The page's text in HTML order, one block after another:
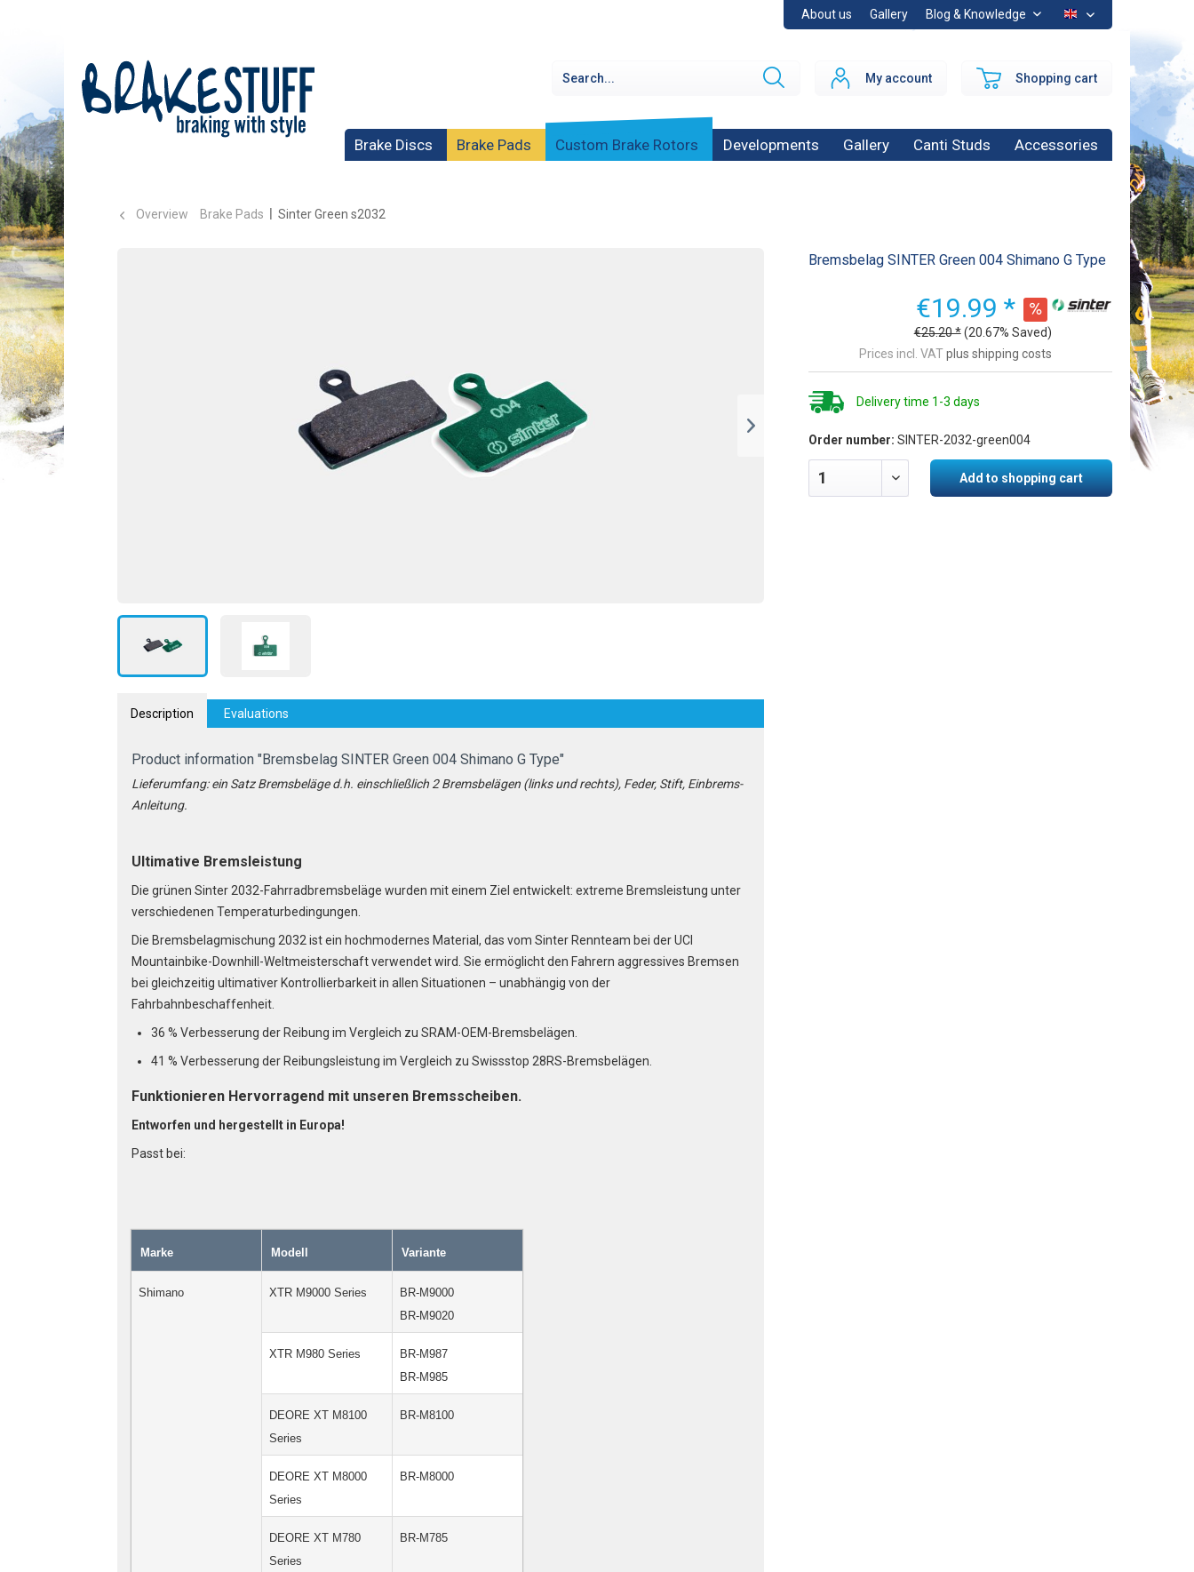
EN
Blog & Knowledge
Gallery
About us
My account Shopping cart
Brake Discs Brake Pads Custom Brake Rotors Developments Gallery Canti Studs Accessories
Overview Brake Pads Sinter Green s2032
Bremsbelag SINTER Green 004 Shimano G Type
€19.99 *
€25.20 * (20.67% Saved)
Prices incl. VATplus shipping costs
Delivery time 1-3 days
Order number:SINTER-2032-green004
Add to shopping cart
Description Evaluations
Product information "Bremsbelag SINTER Green 004 Shimano G Type"
Lieferumfang: ein Satz Bremsbeläge d.h. einschließlich 2 Bremsbelägen (links und rechts), Feder, Stift, Einbrems-
Anleitung.
Ultimative Bremsleistung
Die grünen Sinter 2032-Fahrradbremsbeläge wurden mit einem Ziel entwickelt: extreme Bremsleistung unter
verschiedenen Temperaturbedingungen.
Die Bremsbelagmischung 2032 ist ein hochmodernes Material, das vom Sinter Rennteam bei der UCI
Mountainbike-Downhill-Weltmeisterschaft verwendet wird. Sie ermöglicht den Fahrern aggressives Bremsen
bei gleichzeitig ultimativer Kontrollierbarkeit in allen Situationen – unabhängig von der
Fahrbahnbeschaffenheit.
36 % Verbesserung der Reibung im Vergleich zu SRAM-OEM-Bremsbelägen.
41 % Verbesserung der Reibungsleistung im Vergleich zu Swissstop 28RS-Bremsbelägen.
Funktionieren Hervorragend mit unseren Bremsscheiben.
Entworfen und hergestellt in Europa!
Passt bei:
Marke Modell Variante
Shimano XTR M9000 Series
BR-M9000
BR-M9020
XTR M980 Series
BR-M987
BR-M985
DEORE XT M8100
Series
BR-M8100
DEORE XT M8000
Series
BR-M8000
DEORE XT M780
Series
BR-M785